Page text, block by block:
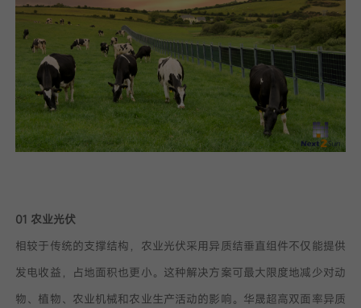
01 农业光伏
相较于传统的支撑结构，农业光伏采用异质结垂直组件不仅能提供
发电收益，占地面积也更小。这种解决方案可最大限度地减少对动
物、植物、农业机械和农业生产活动的影响。华晟超高双面率异质